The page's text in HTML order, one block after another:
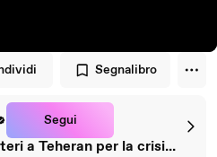
Segnalibro
Segui
a Teheran per la crisi...